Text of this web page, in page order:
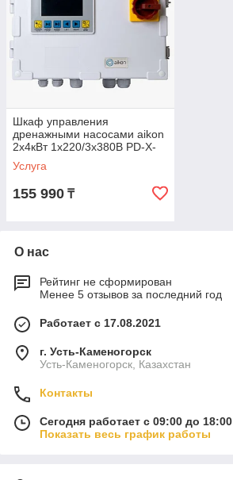
Шкаф управления
дренажными насосами aikon
2х4кВт 1х220/3х380В PD-X-
D01-N04Y
Услуга
155 990 ₸
О нас
Рейтинг не сформирован
Менее 5 отзывов за последний год
Работает с 17.08.2021
г. Усть-Каменогорск
Усть-Каменогорск, Казахстан
Контакты
Сегодня работает с 09:00 до 18:00
Показать весь график работы